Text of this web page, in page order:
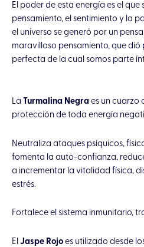
El poder de esta energía es el que
pensamiento, el sentimiento y la
el universo se generó por un
maravilloso pensamiento, que
perfecta de la cual somos parte
La Turmalina Negra es un cuarzo
protección de toda energía
Neutraliza ataques psíquicos,
fomenta la auto-confianza,
a incrementar la vitalidad física,
estrés.
Fortalece el sistema inmunitario,
El Jaspe Rojo es utilizado desde